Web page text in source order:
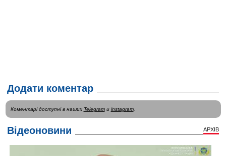
Додати коментар
Коментарі доступні в наших Telegramи instagram.
Відеоновини АРХІВ